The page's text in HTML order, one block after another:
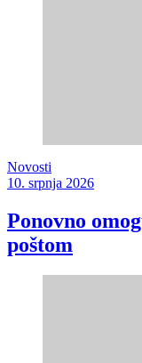
Novosti
10. srpnja 2026
Ponovno
poštom